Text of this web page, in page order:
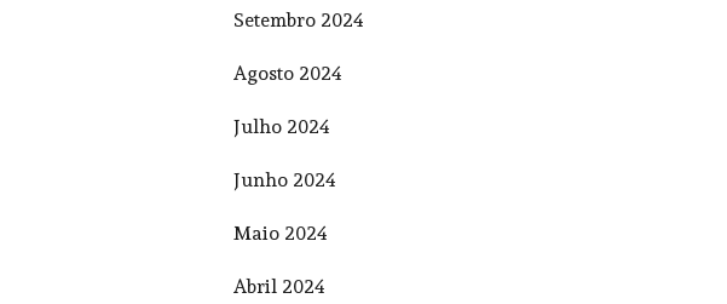
Setembro 2024
Agosto 2024
Julho 2024
Junho 2024
Maio 2024
Abril 2024